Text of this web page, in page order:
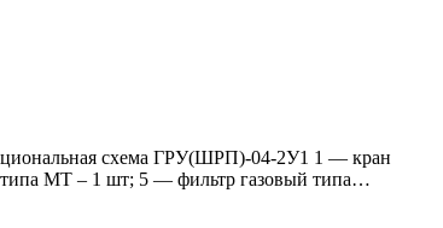
схема ГРУ(ШРП)-04-2У1 1 — кран
МТ – 1 шт; 5 — фильтр газовый типа…